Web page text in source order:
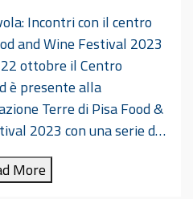
sensoriali e norme
alimentare”
Norme sensoriali e
2024.pdf
Incontri con il centro
and Wine Festival 2023
ottobre il Centro
è presente alla
Terre di Pisa Food &
2023 con una serie di
la salute a Tavola”.
della manifestazione
More